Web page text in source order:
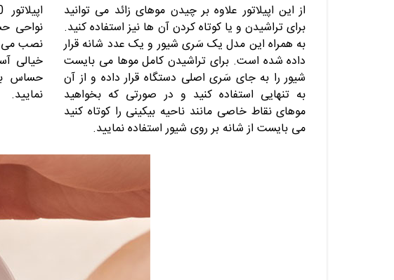
از این اپیلاتور علاوه بر چیدن موهای زائد می توانید
برای تراشیدن و یا کوتاه کردن آن ها نیز استفاده کنید.
به همراه این مدل یک سَری شیور و یک عدد شانه قرار
داده شده است. برای تراشیدن کامل موها می بایست
شیور را به جای سَری اصلی دستگاه قرار داده و از آن
به تنهایی استفاده کنید و در صورتی که بخواهید
موهای نقاط خاصی مانند ناحیه بیکینی را کوتاه کنید
می بایست از شانه بر روی شیور استفاده نمایید.
نواحی
نصب می
خیالی
حساس
نمایید.